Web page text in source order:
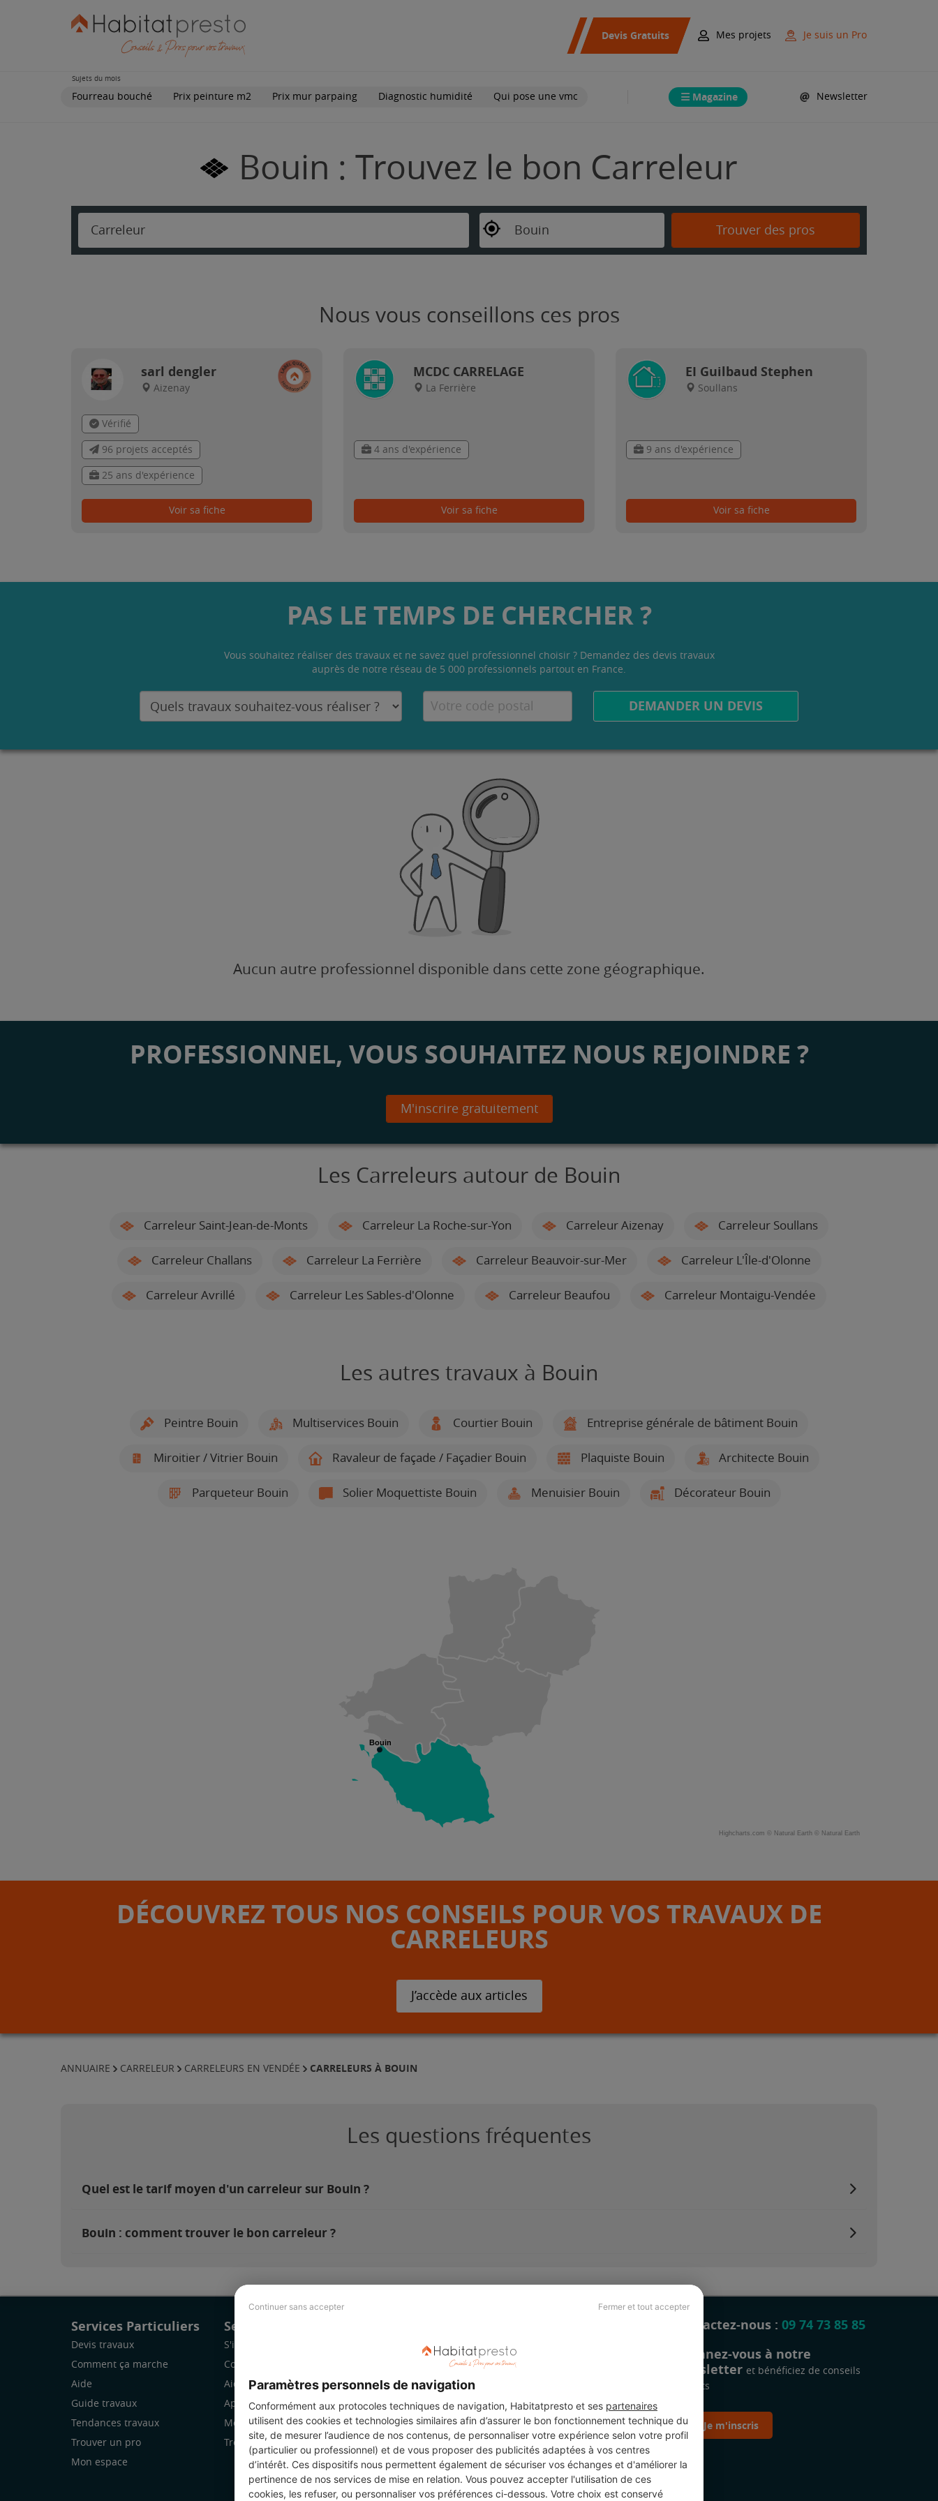
Continuer sans accepter Fermer et tout accepter
Paramètres personnels de navigation
Conformément aux protocoles techniques de navigation, Habitatpresto et ses partenaires
utilisent des cookies et technologies similaires afin d’assurer le bon fonctionnement technique du
site, de mesurer l’audience de nos contenus, de personnaliser votre expérience selon votre profil
(particulier ou professionnel) et de vous proposer des publicités adaptées à vos centres
d’intérêt. Ces dispositifs nous permettent également de sécuriser vos échanges et d'améliorer la
pertinence de nos services de mise en relation. Vous pouvez accepter l'utilisation de ces
cookies, les refuser, ou personnaliser vos préférences ci-dessous. Votre choix est conservé
Devis Gratuits Mes projets Je suis un Pro
Sujets du mois
Fourreau bouché Prix peinture m2 Prix mur parpaing Diagnostic humidité Qui pose une vmc Magazine Newsletter
Bouin : Trouvez le bon Carreleur
Carreleur Bouin Trouver des pros
Nous vous conseillons ces pros
sarl dengler
Aizenay
Vérifié
96 projets acceptés
25 ans d'expérience
Voir sa fiche
MCDC CARRELAGE
La Ferrière
4 ans d'expérience
Voir sa fiche
EI Guilbaud Stephen
Soullans
9 ans d'expérience
Voir sa fiche
PAS LE TEMPS DE CHERCHER ?
Vous souhaitez réaliser des travaux et ne savez quel professionnel choisir ? Demandez des devis travaux
auprès de notre réseau de 5 000 professionnels partout en France.
DEMANDER UN DEVIS
Aucun autre professionnel disponible dans cette zone géographique.
PROFESSIONNEL, VOUS SOUHAITEZ NOUS REJOINDRE ?
M'inscrire gratuitement
Les Carreleurs autour de Bouin
Carreleur Saint-Jean-de-Monts Carreleur La Roche-sur-Yon Carreleur Aizenay Carreleur Soullans
Carreleur Challans Carreleur La Ferrière Carreleur Beauvoir-sur-Mer Carreleur L'Île-d'Olonne
Carreleur Avrillé Carreleur Les Sables-d'Olonne Carreleur Beaufou Carreleur Montaigu-Vendée
Les autres travaux à Bouin
Peintre Bouin Multiservices Bouin Courtier Bouin Entreprise générale de bâtiment Bouin
Miroitier / Vitrier Bouin Ravaleur de façade / Façadier Bouin Plaquiste Bouin Architecte Bouin
Parqueteur Bouin Solier Moquettiste Bouin Menuisier Bouin Décorateur Bouin
Bouin
Highcharts.com © Natural Earth © Natural Earth
DÉCOUVREZ TOUS NOS CONSEILS POUR VOS TRAVAUX DE
CARRELEURS
J’accède aux articles
ANNUAIRE CARRELEUR CARRELEURS EN VENDÉE CARRELEURS À BOUIN
Les questions fréquentes
Quel est le tarif moyen d'un carreleur sur Bouin ?
Bouin : comment trouver le bon carreleur ?
Services Particuliers
Devis travaux
Comment ça marche
Aide
Guide travaux
Tendances travaux
Trouver un pro
Mon espace
Services Pro
S'inscrire
Comment ça marche
Aide
Application Mobile
Mon espace
Trouver des chantiers
Revue de presse
Légal
Charte cookies
Contactez-nous : 09 74 73 85 85
Abonnez-vous à notre
newsletter et bénéficiez de conseils
gratuits
Je m'inscris